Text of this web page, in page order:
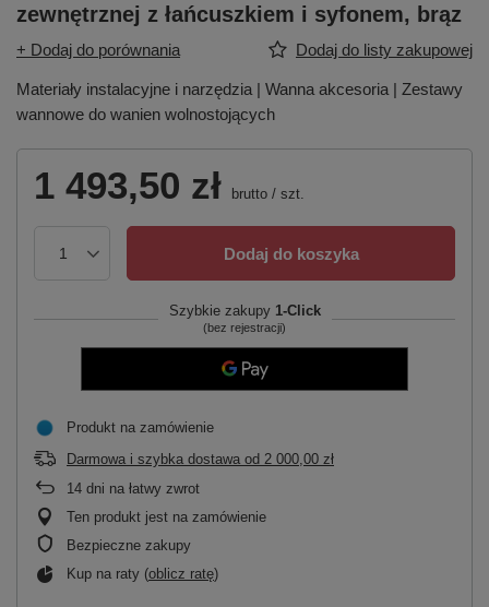
zewnętrznej z łańcuszkiem i syfonem, brąz
+ Dodaj do porównania Dodaj do listy zakupowej
Materiały instalacyjne i narzędzia | Wanna akcesoria | Zestawy
wannowe do wanien wolnostojących
1 493,50 zł brutto / szt.
Dodaj do koszyka
Szybkie zakupy 1-Click
(bez rejestracji)
Produkt na zamówienie
Darmowa i szybka dostawa od 2 000,00 zł
14 dni na łatwy zwrot
Ten produkt jest na zamówienie
Bezpieczne zakupy
Kup na raty (oblicz ratę)